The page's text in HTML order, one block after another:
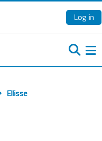
Log in
Ellisse